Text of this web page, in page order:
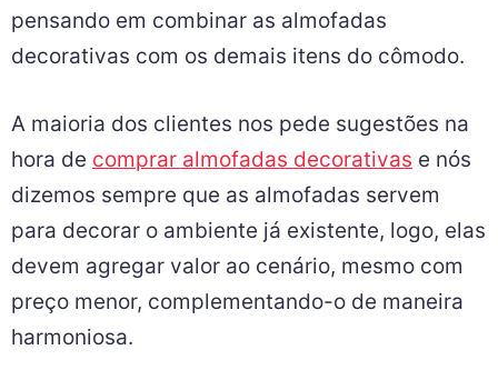
pensando em combinar as almofadas
decorativas com os demais itens do cômodo.
A maioria dos clientes nos pede sugestões na
hora de comprar almofadas decorativas e nós
dizemos sempre que as almofadas servem
para decorar o ambiente já existente, logo, elas
devem agregar valor ao cenário, mesmo com
preço menor, complementando-o de maneira
harmoniosa.